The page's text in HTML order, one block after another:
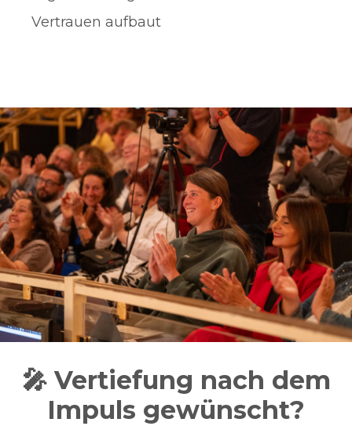
Vertrauen aufbaut
🎤 Vertiefung nach dem
Impuls gewünscht?